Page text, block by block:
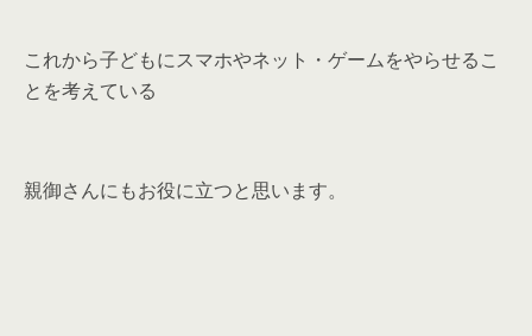
これから子どもにスマホやネット・ゲームをやらせるこ
とを考えている
親御さんにもお役に立つと思います。